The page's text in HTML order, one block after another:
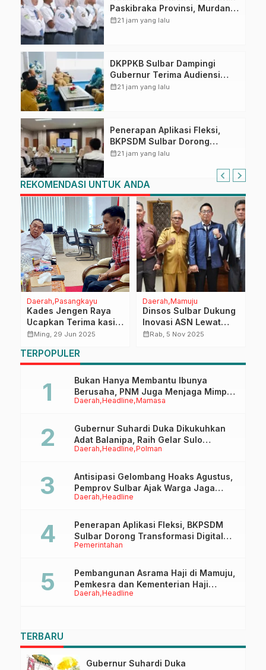
Paskibraka Provinsi, Murdanil:
Ini Membentuk Karakter
calendar_month21 jam yang lalu
DKPPKB Sulbar Dampingi
Gubernur Terima Audiensi
Kepala Rumah Sakit TK. III
calendar_month21 jam yang lalu
Penerapan Aplikasi Fleksi,
BKPSDM Sulbar Dorong
Transformasi Digital Sistem
calendar_month21 jam yang lalu
REKOMENDASI UNTUK ANDA
Daerah Pasangkayu
Kades Jengen Raya
Ucapkan Terima kasih
Kepada Wagub Sulbar
calendar_monthMing, 29 Jun 2025
Daerah Mamuju
Dinsos Sulbar Dukung
Inovasi ASN Lewat
Proyek Perubahan
Organisasi (PESAN)”
calendar_monthRab, 5 Nov 2025
TERPOPULER
Daerah Headline Mamasa
Bukan Hanya Membantu Ibunya
Berusaha, PNM Juga Menjaga Mimpi
Anaknya Untuk Menggapai Cita-Cita
Daerah Headline Polman
Gubernur Suhardi Duka Dikukuhkan
Adat Balanipa, Raih Gelar Sulo
Tappidena
Daerah Headline
Antisipasi Gelombang Hoaks Agustus,
Pemprov Sulbar Ajak Warga Jaga
Ruang Digital
Pemerintahan
Penerapan Aplikasi Fleksi, BKPSDM
Sulbar Dorong Transformasi Digital
Sistem Kehadiran ASN
Daerah Headline
Pembangunan Asrama Haji di Mamuju,
Pemkesra dan Kementerian Haji
Sulbar Tinjau Lokasi
TERBARU
Gubernur Suhardi Duka